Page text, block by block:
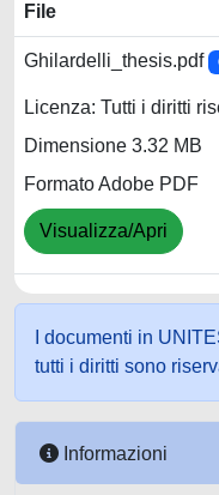
File
Ghilardelli_thesis.pdf
Licenza: Tutti i diritti
Dimensione 3.32 MB
Formato Adobe PDF
Visualizza/Apri
I documenti in
tutti i diritti sono
Informazioni